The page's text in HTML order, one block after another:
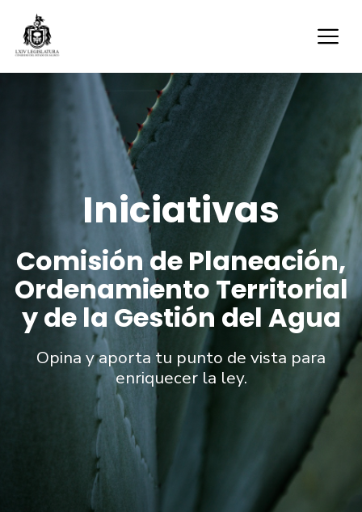
Iniciativas
Comisión de Planeación,
Ordenamiento Territorial
y de la Gestión del Agua
Opina y aporta tu punto de vista para
enriquecer la ley.